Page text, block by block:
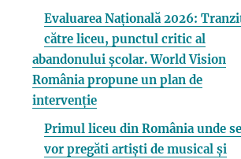
Evaluarea Națională 2026:
către liceu, punctul critic al
abandonului școlar. World Vision
România propune un plan de
intervenție
Primul liceu din România unde se
vor pregăti artiști de musical și